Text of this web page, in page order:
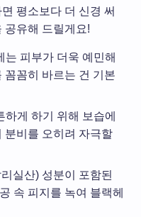
평소보다 더 신경 써
공유해 드릴게요!
는 피부가 더욱 예민해
꼼꼼히 바르는 건 기본
하게 하기 위해 보습에
분비를 오히려 자극할
실산) 성분이 포함된
속 피지를 녹여 블랙헤